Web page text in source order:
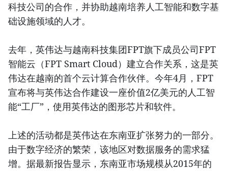
科技公司的合作，并协助越南培养人工智能和数字基
础设施领域的人才。
去年，英伟达与越南科技集团FPT旗下成员公司FPT
智能云（FPT Smart Cloud）建立合作关系，这是英
伟达在越南的首个云计算合作伙伴。今年4月，FPT
宣布将与英伟达合作建设一座价值2亿美元的人工智
能“工厂”，使用英伟达的图形芯片和软件。
上述的活动都是英伟达在东南亚扩张努力的一部分。
由于数字经济的繁荣，该地区对数据服务的需求猛
增。据最新报告显示，东南亚市场规模从2015年的